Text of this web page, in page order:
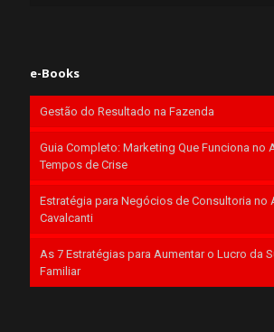
e-Books
Gestão do Resultado na Fazenda
Guia Completo: Marketing Que Funciona no
Tempos de Crise
Estratégia para Negócios de Consultoria no
Cavalcanti
As 7 Estratégias para Aumentar o Lucro da
Familiar